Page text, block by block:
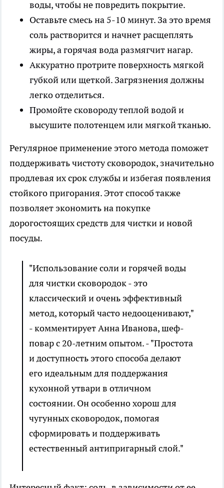
воды, чтобы не повредить покрытие.
Оставьте смесь на 5-10 минут. За это время
соль растворится и начнет расщеплять
жиры, а горячая вода размягчит нагар.
Аккуратно протрите поверхность мягкой
губкой или щеткой. Загрязнения должны
легко отделиться.
Промойте сковороду теплой водой и
высушите полотенцем или мягкой тканью.
Регулярное применение этого метода поможет
поддерживать чистоту сковородок, значительно
продлевая их срок службы и избегая появления
стойкого пригорания. Этот способ также
позволяет экономить на покупке
дорогостоящих средств для чистки и новой
посуды.
"Использование соли и горячей воды
для чистки сковородок - это
классический и очень эффективный
метод, который часто недооценивают,"
- комментирует Анна Иванова, шеф-
повар с 20-летним опытом. - "Простота
и доступность этого способа делают
его идеальным для поддержания
кухонной утвари в отличном
состоянии. Он особенно хорош для
чугунных сковородок, помогая
сформировать и поддерживать
естественный антипригарный слой."